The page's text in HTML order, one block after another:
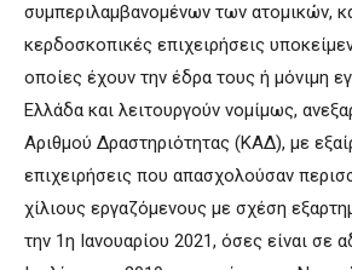
συμπεριλαμβανομένων των ατομικών,
κερδοσκοπικές επιχειρήσεις
οποίες έχουν την έδρα τους ή μόνιμη
Ελλάδα και λειτουργούν νομίμως,
Αριθμού Δραστηριότητας (ΚΑΔ), με
επιχειρήσεις που απασχολούσαν
χίλιους εργαζόμενους με σχέση
την 1η Ιανουαρίου 2021, όσες είναι σε